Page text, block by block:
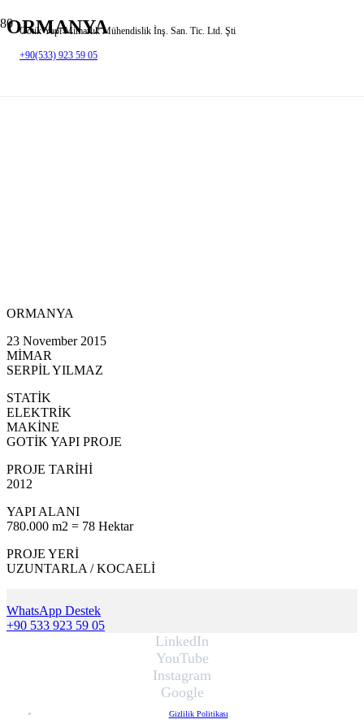
Gotik Yapı Mimarlık Mühendislik İnş. San. Tic. Ltd. Şti
+90(533) 923 59 05
ORMANYA
ORMANYA
23 November 2015
MİMAR
SERPİL YILMAZ
STATİK
ELEKTRİK
MAKİNE
GOTİK YAPI PROJE
PROJE TARİHİ
2012
YAPI ALANI
780.000 m2 = 78 Hektar
PROJE YERİ
UZUNTARLA / KOCAELİ
WhatsApp Destek
+90 533 923 59 05
LinkedIn
YouTube
Instagram
Google
Gizlilik Politikası